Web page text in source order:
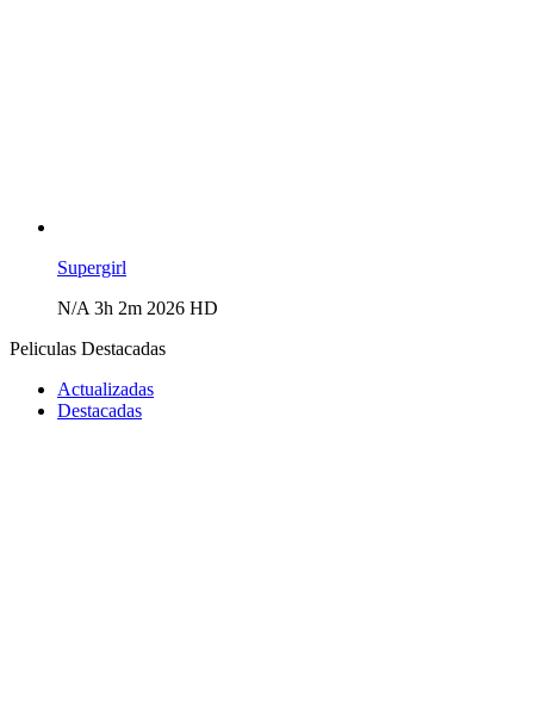
Supergirl
N/A 3h 2m 2026 HD
Peliculas Destacadas
Actualizadas
Destacadas